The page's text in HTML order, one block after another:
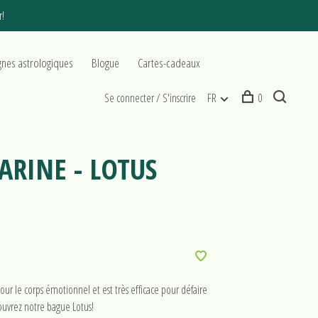
astrologiques Blogue Cartes-cadeaux
Se connecter / S'inscrire FR 0
- LOTUS
le corps émotionnel et est très efficace pour défaire
notre bague Lotus!